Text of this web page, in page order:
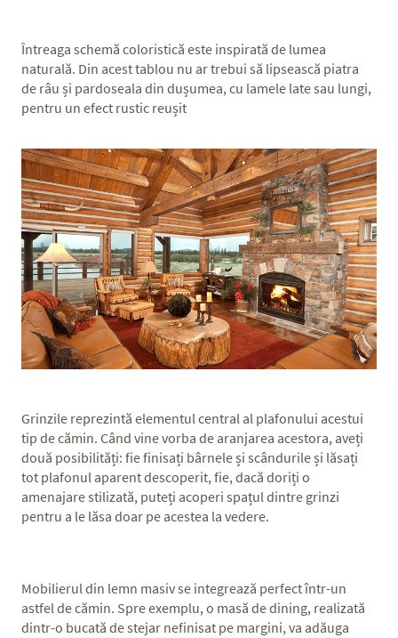
Întreaga schemă coloristică este inspirată de lumea
naturală. Din acest tablou nu ar trebui să lipsească piatra
de râu și pardoseala din dușumea, cu lamele late sau lungi,
pentru un efect rustic reușit
Grinzile reprezintă elementul central al plafonului acestui
tip de cămin. Când vine vorba de aranjarea acestora, aveți
două posibilități: fie finisați bârnele și scândurile și lăsați
tot plafonul aparent descoperit, fie, dacă doriți o
amenajare stilizată, puteți acoperi spațul dintre grinzi
pentru a le lăsa doar pe acestea la vedere.
Mobilierul din lemn masiv se integrează perfect într-un
astfel de cămin. Spre exemplu, o masă de dining, realizată
dintr-o bucată de stejar nefinisat pe margini, va adăuga